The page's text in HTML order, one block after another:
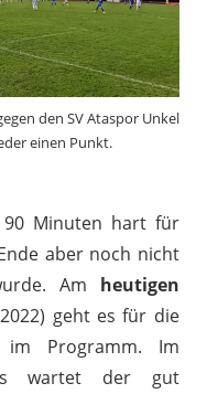
den SV Ataspor Unkel
einen Punkt.
Minuten hart für
aber noch nicht
Am heutigen
geht es für die
im Programm. Im
wartet der gut